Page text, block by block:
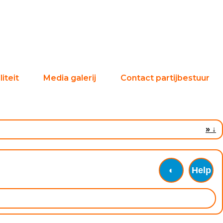
Media galerij Contact partijbestuur
» ↓
◐ Help